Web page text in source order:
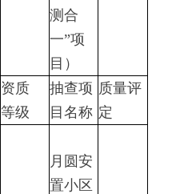
测合
一”项
目）
资质
等级
抽查项
目名称
质量评
定
月圆安
置小区